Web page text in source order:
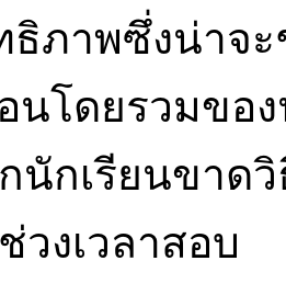
ภาพซึ่งน่าจ
นโดยรวมขอ
นักเรียนขาด
วงเวลาสอบ